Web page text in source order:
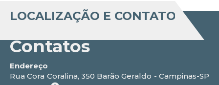
LOCALIZAÇÃO E CONTATO
Contatos
Endereço
Rua Cora Coralina, 350 Barão Geraldo - Campinas-SP